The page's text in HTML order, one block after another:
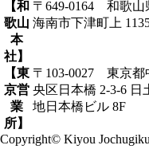
【和
歌山
本
社】
〒649-0164 和歌山
海南市下津町上
【東
京営
業
所】
〒103-0027 東京都
央区日本橋 2-3-6 日
地日本橋ビル 8F
Copyright© Kiyou